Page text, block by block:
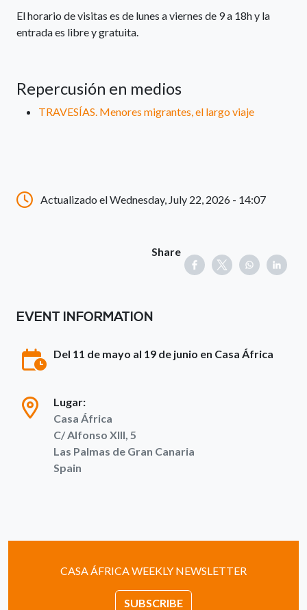
El horario de visitas es de lunes a viernes de 9 a 18h y la
entrada es libre y gratuita.
Repercusión en medios
TRAVESÍAS. Menores migrantes, el largo viaje
Actualizado el Wednesday, July 22, 2026 - 14:07
Share
EVENT INFORMATION
Del 11 de mayo al 19 de junio en Casa África
Lugar:
Casa África
C/ Alfonso XIII, 5
Las Palmas de Gran Canaria
Spain
CASA ÁFRICA WEEKLY NEWSLETTER
SUBSCRIBE